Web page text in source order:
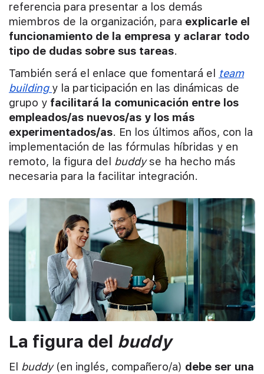
referencia para presentar a los demás
miembros de la organización, para explicarle el
funcionamiento de la empresa y aclarar todo
tipo de dudas sobre sus tareas.
También será el enlace que fomentará el team
building y la participación en las dinámicas de
grupo y facilitará la comunicación entre los
empleados/as nuevos/as y los más
experimentados/as. En los últimos años, con la
implementación de las fórmulas híbridas y en
remoto, la figura del buddyse ha hecho más
necesaria para la facilitar integración.
La figura del buddy
El buddy (en inglés, compañero/a) debe ser una